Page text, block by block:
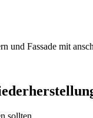
und Fassade mit